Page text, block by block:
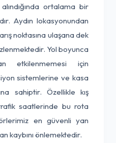
ortalama bir
Aydın lokasyonundan
noktasına ulaşana dek
Yol boyunca
etkilenmemesi için
sistemlerine ve kasa
sahiptir. Özellikle kış
saatlerinde bu rota
en güvenli yan
kaybını önlemektedir.